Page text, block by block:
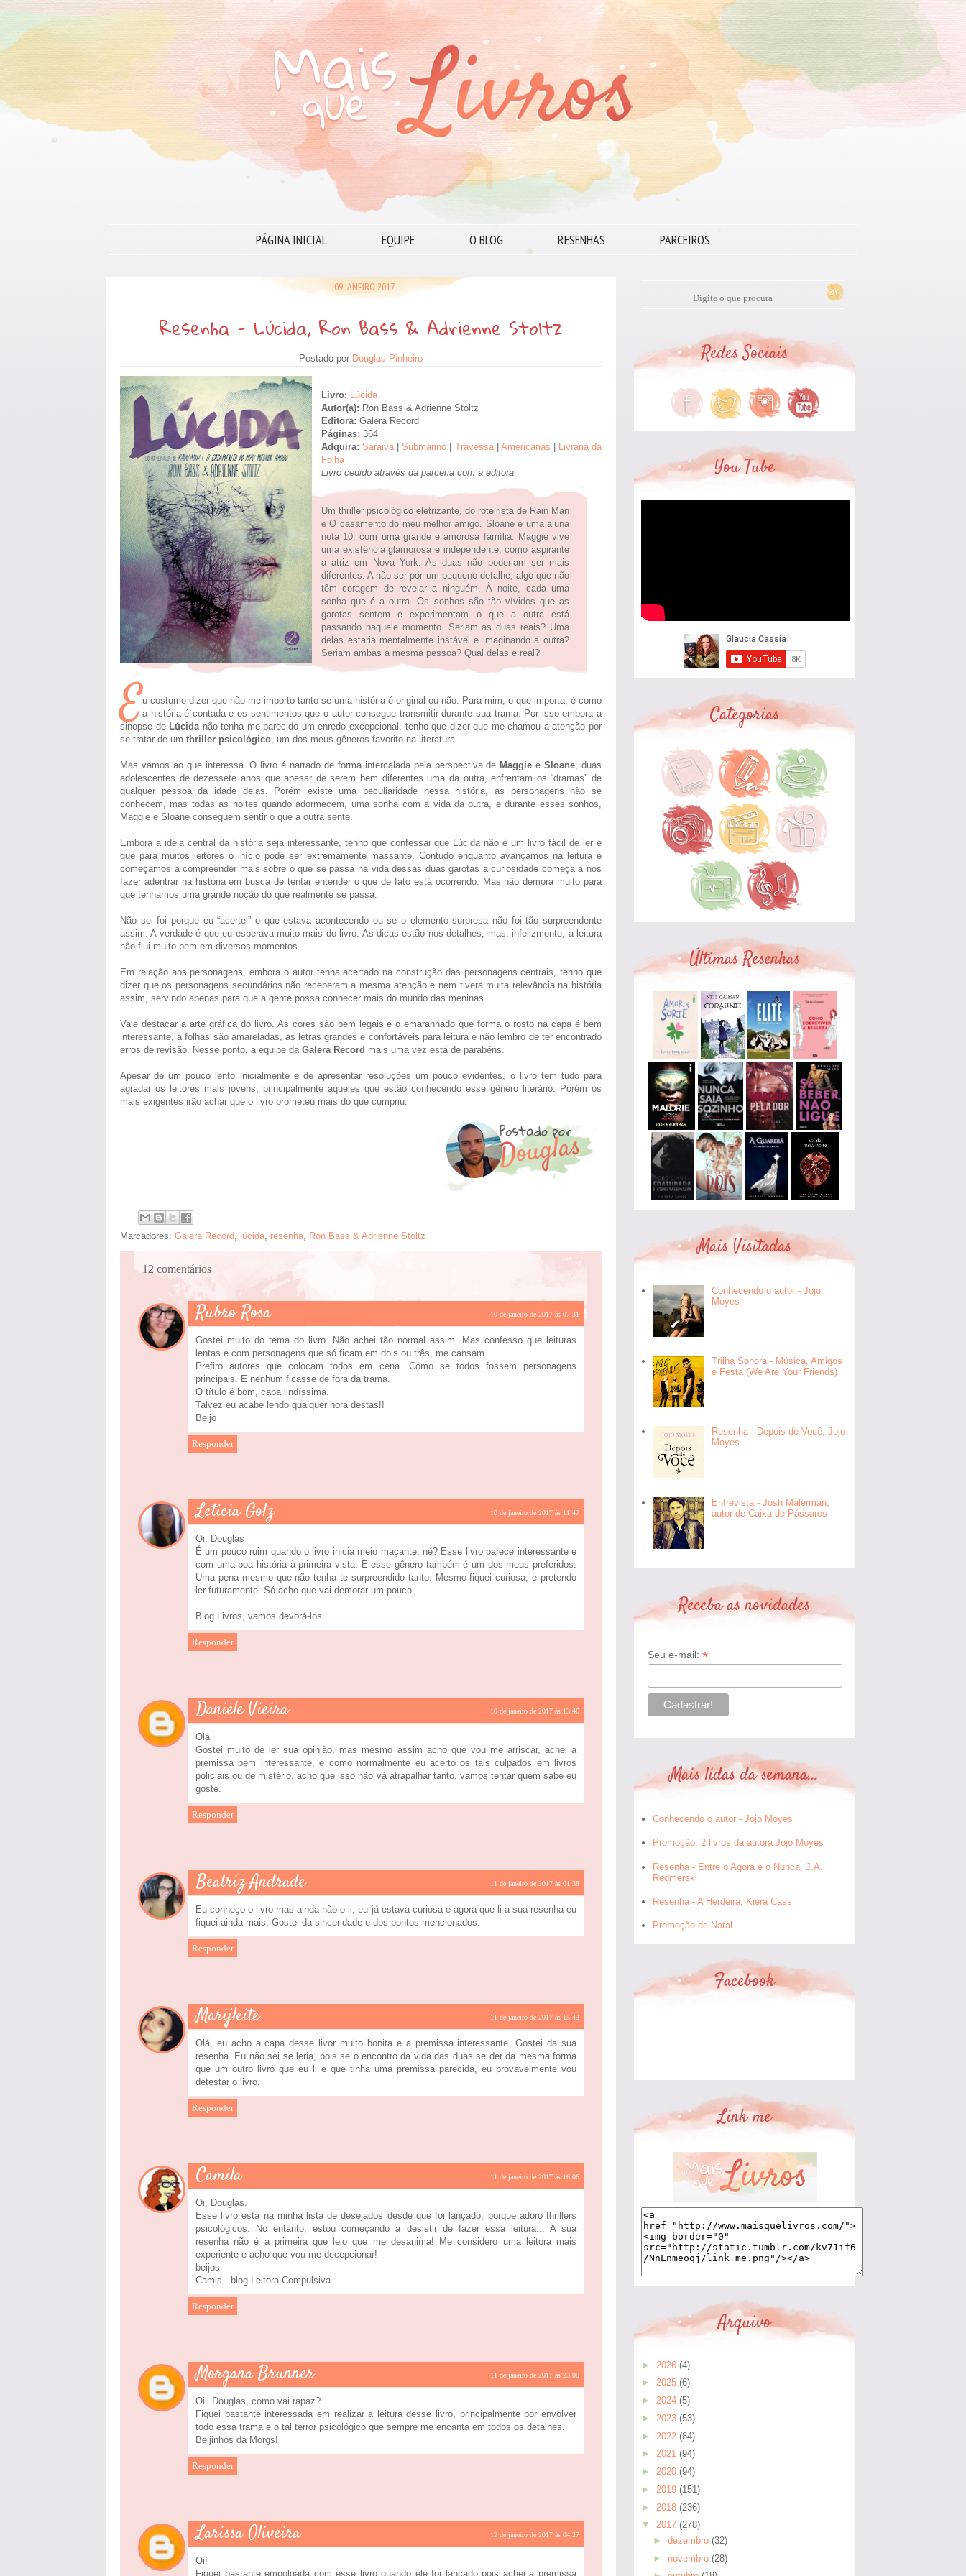
PÁGINA INICIAL EQUIPE O BLOG RESENHAS PARCEIROS
09 JANEIRO 2017
Resenha - Lúcida, Ron Bass & Adrienne Stoltz
Postado por Douglas Pinheiro
Livro: Lúcida
Autor(a): Ron Bass & Adrienne Stoltz
Editora: Galera Record
Páginas: 364
Adquira: Saraiva|Submarino Travessa| Americanas
Livraria da
Folha
Livro cedido através da parceria com a editora
Um thriller psicológico eletrizante, do roteirista de Rain Man
e O casamento do meu melhor amigo. Sloane é uma aluna
nota 10, com uma grande e amorosa família. Maggie vive
uma existência glamorosa e independente, como aspirante
a atriz em Nova York. As duas não poderiam ser mais
diferentes. A não ser por um pequeno detalhe, algo que não
têm coragem de revelar a ninguém. À noite, cada uma
sonha que é a outra. Os sonhos são tão vívidos que as
garotas sentem e experimentam o que a outra está
passando naquele momento. Seriam as duas reais? Uma
delas estaria mentalmente instável e imaginando a outra?
Seriam ambas a mesma pessoa? Qual delas é real?
Eu costumo dizer que não me importo tanto se uma história é original ou não. Para mim, o que importa, é como
a história é contada e os sentimentos que o autor consegue transmitir durante sua trama. Por isso embora a
sinopse de Lúcidanão tenha me parecido um enredo excepcional, tenho que dizer que me chamou a atenção por
se tratar de um thriller psicológico, um dos meus gêneros favorito na literatura.
Mas vamos ao que interessa. O livro é narrado de forma intercalada pela perspectiva de Maggie eSloane, duas
adolescentes de dezessete anos que apesar de serem bem diferentes uma da outra, enfrentam os “dramas” de
qualquer pessoa da idade delas. Porém existe uma peculiaridade nessa história, as personagens não se
conhecem, mas todas as noites quando adormecem, uma sonha com a vida da outra, e durante esses sonhos,
Maggie e Sloane conseguem sentir o que a outra sente.
Embora a ideia central da história seja interessante, tenho que confessar que Lúcida não é um livro fácil de ler e
que para muitos leitores o início pode ser extremamente massante. Contudo enquanto avançamos na leitura e
começamos a compreender mais sobre o que se passa na vida dessas duas garotas a curiosidade começa a nos
fazer adentrar na história em busca de tentar entender o que de fato está ocorrendo. Mas não demora muito para
que tenhamos uma grande noção do que realmente se passa.
Não sei foi porque eu “acertei” o que estava acontecendo ou se o elemento surpresa não foi tão surpreendente
assim. A verdade é que eu esperava muito mais do livro. As dicas estão nos detalhes, mas, infelizmente, a leitura
não flui muito bem em diversos momentos.
Em relação aos personagens, embora o autor tenha acertado na construção das personagens centrais, tenho que
dizer que os personagens secundários não receberam a mesma atenção e nem tivera muita relevância na história
assim, servindo apenas para que a gente possa conhecer mais do mundo das meninas.
Vale destacar a arte gráfica do livro. As cores são bem legais e o emaranhado que forma o rosto na capa é bem
interessante, a folhas são amareladas, as letras grandes e confortáveis para leitura e não lembro de ter encontrado
erros de revisão. Nesse ponto, a equipe da Galera Record mais uma vez está de parabéns.
Apesar de um pouco lento inicialmente e de apresentar resoluções um pouco evidentes, o livro tem tudo para
agradar os leitores mais jovens, principalmente aqueles que estão conhecendo esse gênero literário. Porém os
mais exigentes irão achar que o livro prometeu mais do que cumpriu.
Marcadores: Galera Record, lúcida, resenha, Ron Bass & Adrienne Stoltz
12 comentários
Rubro Rosa 10 de janeiro de 2017 às 07:31
Gostei muito do tema do livro. Não achei tão normal assim. Mas confesso que leituras
lentas e com personagens que só ficam em dois ou três, me cansam.
Prefiro autores que colocam todos em cena. Como se todos fossem personagens
principais. E nenhum ficasse de fora da trama.
O título é bom, capa lindíssima.
Talvez eu acabe lendo qualquer hora destas!!
Beijo
Responder
Leticia Golz 10 de janeiro de 2017 às 11:47
Oi, Douglas
É um pouco ruim quando o livro inicia meio maçante, né? Esse livro parece interessante e
com uma boa história à primeira vista. E esse gênero também é um dos meus preferidos.
Uma pena mesmo que não tenha te surpreendido tanto. Mesmo fiquei curiosa, e pretendo
ler futuramente. Só acho que vai demorar um pouco.
Blog Livros, vamos devorá-los
Responder
Daniele Vieira 10 de janeiro de 2017 às 13:46
Olá
Gostei muito de ler sua opinião, mas mesmo assim acho que vou me arriscar, achei a
premissa bem interessante, e como normalmente eu acerto os tais culpados em livros
policiais ou de mistério, acho que isso não vá atrapalhar tanto, vamos tentar quem sabe eu
goste.
Responder
Beatriz Andrade 11 de janeiro de 2017 às 01:38
Eu conheço o livro mas ainda não o li, eu já estava curiosa e agora que li a sua resenha eu
fiquei ainda mais. Gostei da sinceridade e dos pontos mencionados.
Responder
Marijleite 11 de janeiro de 2017 às 15:43
Olá, eu acho a capa desse livor muito bonita e a premissa interessante. Gostei da sua
resenha. Eu não sei se leria, pois se o encontro da vida das duas se der da mesma forma
que um outro livro que eu li e que tinha uma premissa parecida, eu provavelmente vou
detestar o livro.
Responder
Camila 11 de janeiro de 2017 às 16:06
Oi, Douglas.
Esse livro está na minha lista de desejados desde que foi lançado, porque adoro thrillers
psicológicos. No entanto, estou começando a desistir de fazer essa leitura... A sua
resenha não é a primeira que leio que me desanima! Me considero uma leitora mais
experiente e acho que vou me decepcionar!
beijos
Camis - blog Leitora Compulsiva
Responder
Morgana Brunner 11 de janeiro de 2017 às 23:00
Oiii Douglas, como vai rapaz?
Fiquei bastante interessada em realizar a leitura desse livro, principalmente por envolver
todo essa trama e o tal terror psicológico que sempre me encanta em todos os detalhes.
Beijinhos da Morgs!
Responder
Larissa Oliveira 12 de janeiro de 2017 às 04:27
Oi!
Fiquei bastante empolgada com esse livro quando ele foi lançado pois achei a premissa
Redes Sociais
You Tube
Categorias
Últimas Resenhas
Mais Visitadas
Conhecendo o autor - Jojo
Moyes
Trilha Sonora - Música, Amigos
e Festa (We Are Your Friends)
Resenha - Depois de Você, Jojo
Moyes
Entrevista - Josh Malerman,
autor de Caixa de Pássaros
Receba as novidades
Seu e-mail: *
Mais lidas da semana...
Conhecendo o autor - Jojo Moyes
Promoção: 2 livros da autora Jojo Moyes
Resenha - Entre o Agora e o Nunca, J.A.
Redmerski
Resenha - A Herdeira, Kiera Cass
Promoção de Natal
Facebook
Link me
Arquivo
► 2026 (4)
► 2025 (6)
► 2024 (5)
► 2023 (53)
► 2022 (84)
► 2021 (94)
► 2020 (94)
► 2019 (151)
► 2018 (236)
▼
2017 (278)
► dezembro (32)
► novembro (28)